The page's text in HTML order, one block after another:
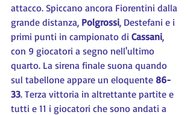
attacco. Spiccano ancora Fiorentini dalla
grande distanza, Polgrossi, Destefani e i
primi punti in campionato di Cassani,
con 9 giocatori a segno nell'ultimo
quarto. La sirena finale suona quando
sul tabellone appare un eloquente 86-
33. Terza vittoria in altrettante partite e
tutti e 11 i giocatori che sono andati a